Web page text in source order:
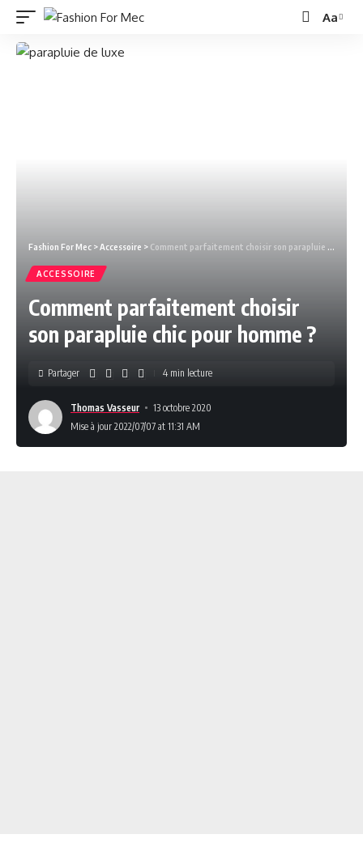
Aa
Fashion For Mec >Accessoire > Comment parfaitement choisir son parapluie chic pour homme ?
ACCESSOIRE
Comment parfaitement choisir
son parapluie chic pour homme ?
Thomas Vasseur
13 octobre 2020
Mise à jour 2022/07/07 at 11:31 AM
Partager 4 min lecture